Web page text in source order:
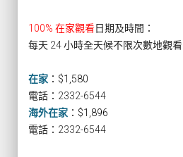
100% 在家觀看日期及時間：
每天 24 小時全天候不限次數地觀看
在家 ： $1,580
電話：2332-6544
海外在家 ： $1,896
電話：2332-6544